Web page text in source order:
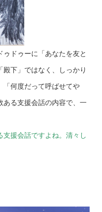
ゥドゥーに「あなたを友と
下」ではなく、しっかり
「何度だって呼ばせてや
ある支援会話の内容で、一
援会話ですよね。清々し